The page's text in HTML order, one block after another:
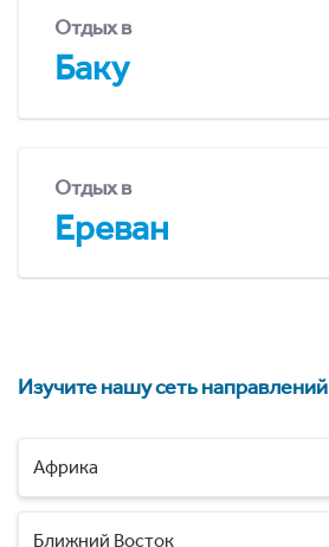
Отдых в
Баку
Отдых в
Ереван
Изучите нашу сеть направлений
Африка
Ближний Восток